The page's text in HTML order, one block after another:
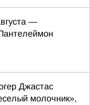
—
Джастас
молочник»,